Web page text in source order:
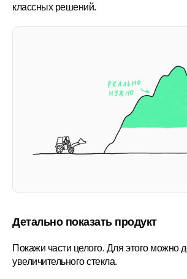
классных решений.
Детально показать продукт
Покажи части целого. Для этого можно
увеличительного стекла.